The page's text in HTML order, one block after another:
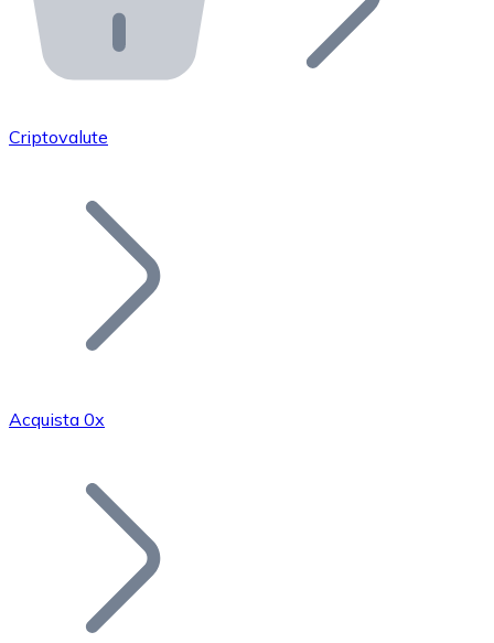
API Bitnovo
Integra la nostra API nel tuo ecosistema.
Unisciti alla nostra rete di rivenditori e
Aggiungi il token del tuo progetto al nostro servizio di
Bitcoin
Criptovalute
Acquista 0x